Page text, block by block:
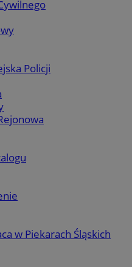
Policji
w Piekarach Śląskich